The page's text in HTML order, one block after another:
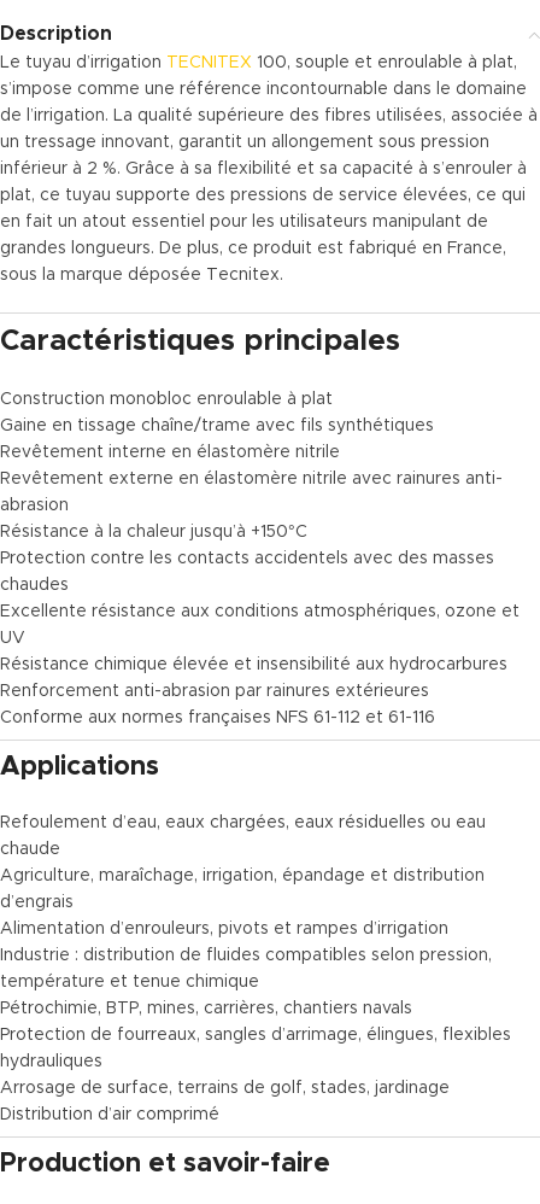
Description
Le tuyau d’irrigation TECNITEX 100, souple et enroulable à plat,
s’impose comme une référence incontournable dans le domaine
de l’irrigation. La qualité supérieure des fibres utilisées, associée à
un tressage innovant, garantit un allongement sous pression
inférieur à 2 %. Grâce à sa flexibilité et sa capacité à s’enrouler à
plat, ce tuyau supporte des pressions de service élevées, ce qui
en fait un atout essentiel pour les utilisateurs manipulant de
grandes longueurs. De plus, ce produit est fabriqué en France,
sous la marque déposée Tecnitex.
Caractéristiques principales
Construction monobloc enroulable à plat
Gaine en tissage chaîne/trame avec fils synthétiques
Revêtement interne en élastomère nitrile
Revêtement externe en élastomère nitrile avec rainures anti-
abrasion
Résistance à la chaleur jusqu’à +150°C
Protection contre les contacts accidentels avec des masses
chaudes
Excellente résistance aux conditions atmosphériques, ozone et
UV
Résistance chimique élevée et insensibilité aux hydrocarbures
Renforcement anti-abrasion par rainures extérieures
Conforme aux normes françaises NFS 61-112 et 61-116
Applications
Refoulement d’eau, eaux chargées, eaux résiduelles ou eau
chaude
Agriculture, maraîchage, irrigation, épandage et distribution
d’engrais
Alimentation d’enrouleurs, pivots et rampes d’irrigation
Industrie : distribution de fluides compatibles selon pression,
température et tenue chimique
Pétrochimie, BTP, mines, carrières, chantiers navals
Protection de fourreaux, sangles d’arrimage, élingues, flexibles
hydrauliques
Arrosage de surface, terrains de golf, stades, jardinage
Distribution d’air comprimé
Production et savoir-faire